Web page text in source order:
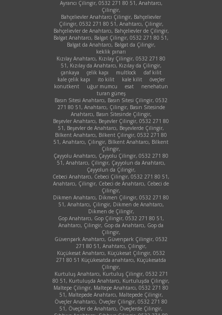
Ayrancı Çilingir, 0532 271 80 51, Anahtarcı,
Çilingir,
Bahçelievler Anahtarcı Çilingir, Bahçelievler
Çilingir, 0532 271 80 51, Anahtarcı, Çilingir,
Bahçelievler de Anahtarcı, Bahçelievler de Çilingir,
Balgat Anahtarcı, Balgat Çilingir, 0532 271 80 51,
Balgat da Anahtarcı, Balgat da Çilingir,
keklik pınarı
Kızılay Anahtarcı, Kızılay Çilingir, 0532 271 80
51, Kızılay da Anahtarcı, Kızılay da Çilingir,
çankaya
çelik kapı multlock
daf kilit
kale çelik kapı
ito kilit kale kilit
öveçler
konutkent
uğur mumcu esat
nenehatun
turan güneş
Basın Sitesi Anahtarcı, Basın Sitesi Çilingir, 0532
271 80 51, Anahtarcı, Çilingir, Basın Sitesinde
Anahtarcı, Basın Sitesinde Çilingir,
Beşevler Anahtarcı, Beşevler Çilingir, 0532 271 80
51, Beşevler de Anahtarcı, Beşevlerde Çilingir,
Bilkent Anahtarcı, Bilkent Çilingir, 0532 271 80
51, Anahtarcı, Çilingir, Bilkent Anahtarcı, Bilkent
Çilingir,
Çayyolu Anahtarcı, Çayyolu Çilingir, 0532 271 80
51, Anahtarcı, Çilingir, Çayyolun da Anahtarcı,
Çayyolun da Çilingir,
Cebeci Anahtarcı, Cebeci Çilingir, 0532 271 80 51,
Anahtarcı, Çilingir, Cebeci de Anahtarcı, Cebeci de
Çilingir,
Dikmen Anahtarcı, Dikmen Çilingir, 0532 271 80
51, Anahtarcı, Çilingir, Dikmen de Anahtarcı,
Dikmen de Çilingir,
Gop Anahtarcı, Gop Çilingir, 0532 271 80 51,
Anahtarcı, Çilingir, Gop da Anahtarcı, Gop da
Çilingir,
Güvenpark Anahtarcı, Güvenpark Çilingir, 0532
271 80 51, Anahtarcı, Çilingir,
Küçükesat Anahtarcı, Küçükesat Çilingir, 0532
271 80 51 Küçükesatda anahtarcı, Küçükesatda
Çilingir,
Kurtuluş Anahtarcı, Kurtuluş Çilingir, 0532 271
80 51, Kurtuluşda Anahtarcı, Kurtuluşda Çilingir,
Maltepe Çilingir, Maltepe Anahtarcı, 0532 271 80
51, Maltepede Anahtarcı, Maltepede Çilingir,
Öveçler Anahtarcı, Öveçler Çilingir, 0532 271 80
51, Öveçler de Anahtarcı, Öveçlerde Çilingir,